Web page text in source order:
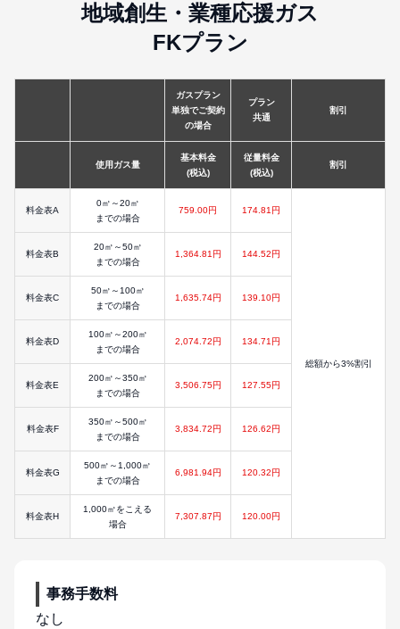
地域創生・業種応援ガス
FKプラン
ガスプラン
単独でご契約
の場合
プラン
共通
割引
使用ガス量
基本料金
(税込)
従量料金
(税込)
割引
料金表A
0㎥～20㎥
までの場合
759.00円 174.81円
総額から3%割引
料金表B
20㎥～50㎥
までの場合
1,364.81円 144.52円
料金表C
50㎥～100㎥
までの場合
1,635.74円 139.10円
料金表D
100㎥～200㎥
までの場合
2,074.72円 134.71円
料金表E
200㎥～350㎥
までの場合
3,506.75円 127.55円
料金表F
350㎥～500㎥
までの場合
3,834.72円 126.62円
料金表G
500㎥～1,000㎥
までの場合
6,981.94円 120.32円
料金表H
1,000㎥をこえる
場合
7,307.87円 120.00円
事務手数料
なし